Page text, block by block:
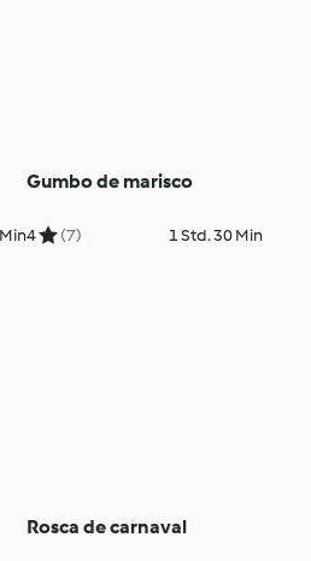
Gumbo de marisco
4 (7) 1 Std. 30 Min
Rosca de carnaval